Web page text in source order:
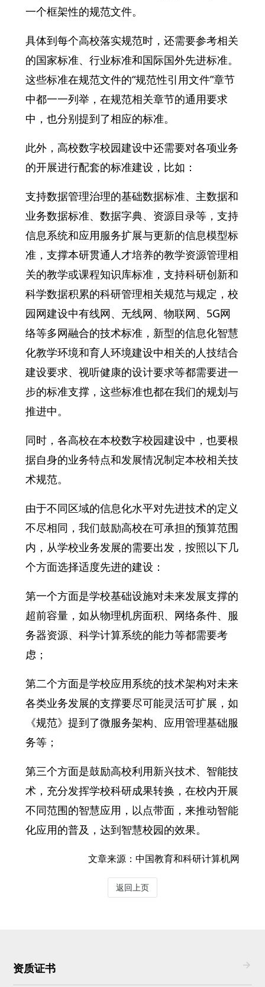
一个框架性的规范文件。
具体到每个高校落实规范时，还需要参考相关
的国家标准、行业标准和国际国外先进标准。
这些标准在规范文件的“规范性引用文件”章节
中都一一列举，在规范相关章节的通用要求
中，也分别提到了相应的标准。
此外，高校数字校园建设中还需要对各项业务
的开展进行配套的标准建设，比如：
支持数据管理治理的基础数据标准、主数据和
业务数据标准、数据字典、资源目录等，支持
信息系统和应用服务扩展与更新的信息模型标
准，支撑本研贯通人才培养的教学资源管理相
关的教学或课程知识库标准，支持科研创新和
科学数据积累的科研管理相关规范与规定，校
园网建设中有线网、无线网、物联网、5G网
络等多网融合的技术标准，新型的信息化智慧
化教学环境和育人环境建设中相关的人技结合
建设要求、视听健康的设计要求等都需要进一
步的标准支撑，这些标准也都在我们的规划与
推进中。
同时，各高校在本校数字校园建设中，也要根
据自身的业务特点和发展情况制定本校相关技
术规范。
由于不同区域的信息化水平对先进技术的定义
不尽相同，我们鼓励高校在可承担的预算范围
内，从学校业务发展的需要出发，按照以下几
个方面选择适度先进的建设：
第一个方面是学校基础设施对未来发展支撑的
超前容量，如从物理机房面积、网络条件、服
务器资源、科学计算系统的能力等都需要考
虑；
第二个方面是学校应用系统的技术架构对未来
各类业务发展的支撑要尽可能灵活可扩展，如
《规范》提到了微服务架构、应用管理基础服
务等；
第三个方面是鼓励高校利用新兴技术、智能技
术，充分发挥学校科研成果转换，在校内开展
不同范围的智慧应用，以点带面，来推动智能
化应用的普及，达到智慧校园的效果。
文章来源：中国教育和科研计算机网
返回上页
资质证书